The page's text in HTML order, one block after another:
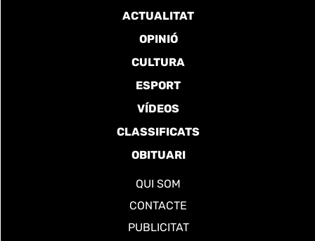
ACTUALITAT
OPINIÓ
CULTURA
ESPORT
VÍDEOS
CLASSIFICATS
OBITUARI
QUI SOM
CONTACTE
PUBLICITAT